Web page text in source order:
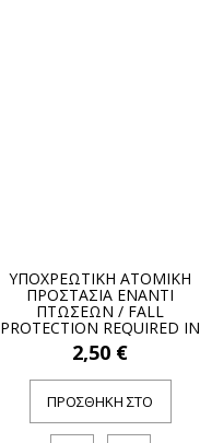
ΥΠΟΧΡΕΩΤΙΚΗ ΑΤΟΜΙΚΗ
ΠΡΟΣΤΑΣΙΑ ΕΝΑΝΤΙ
ΠΤΩΣΕΩΝ / FALL
PROTECTION REQUIRED IN
THIS AREA
2,50 €
ΠΡΟΣΘΉΚΗ ΣΤΟ